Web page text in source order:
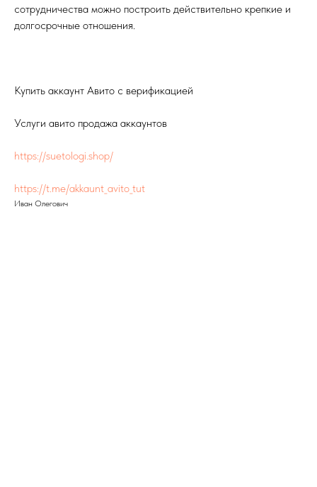
сотрудничества можно построить действительно крепкие и
долгосрочные отношения.
Купить аккаунт Авито с верификацией
Услуги авито продажа аккаунтов
https://suetologi.shop/
https://t.me/akkaunt_avito_tut
Иван Олегович